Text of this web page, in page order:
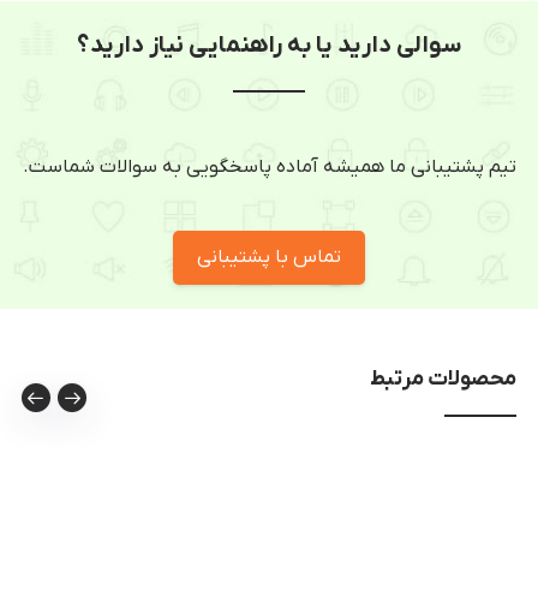
سوالی دارید یا به راهنمایی نیاز دارید؟
تیم پشتیبانی ما همیشه آماده پاسخگویی به سوالات شماست.
تماس با پشتیبانی
محصولات مرتبط